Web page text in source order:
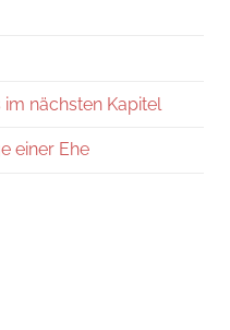
im nächsten Kapitel
einer Ehe